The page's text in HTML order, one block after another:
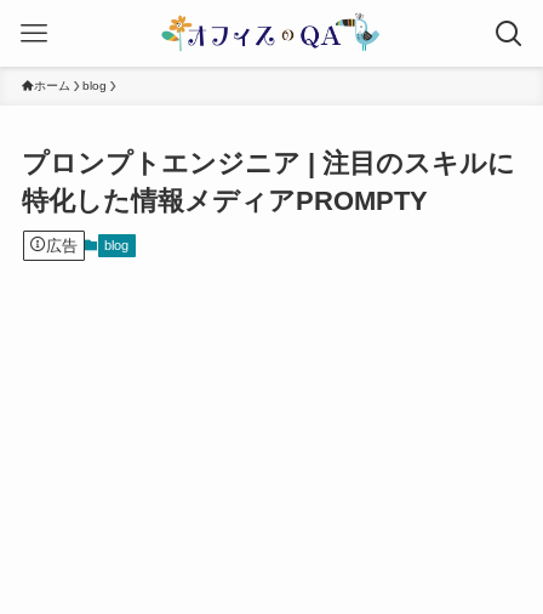
ホーム blog
プロンプトエンジニア | 注目のスキルに
特化した情報メディアPROMPTY
広告 blog